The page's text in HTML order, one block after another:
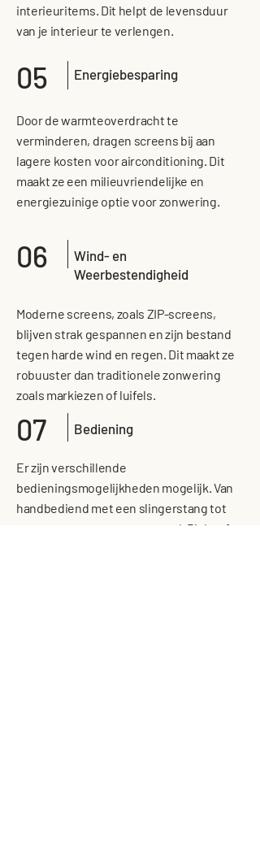
interieuritems. Dit helpt de levensduur
van je interieur te verlengen.
05 Energiebesparing
Door de warmteoverdracht te
verminderen, dragen screens bij aan
lagere kosten voor airconditioning. Dit
maakt ze een milieuvriendelijke en
energiezuinige optie voor zonwering.
06
Wind- en
Weerbestendigheid
Moderne screens, zoals ZIP-screens,
blijven strak gespannen en zijn bestand
tegen harde wind en regen. Dit maakt ze
robuuster dan traditionele zonwering
zoals markiezen of luifels.
07 Bediening
Er zijn verschillende
bedieningsmogelijkheden mogelijk. Van
handbediend met een slingerstang tot
screens met een zonnepaneel. Dit heeft